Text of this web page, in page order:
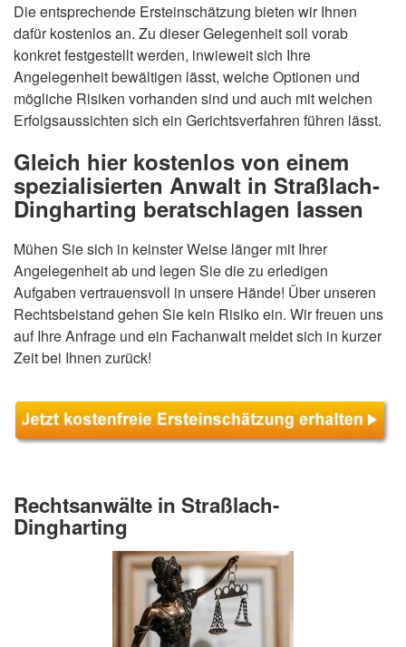
Die entsprechende Ersteinschätzung bieten wir Ihnen
dafür kostenlos an. Zu dieser Gelegenheit soll vorab
konkret festgestellt werden, inwieweit sich Ihre
Angelegenheit bewältigen lässt, welche Optionen und
mögliche Risiken vorhanden sind und auch mit welchen
Erfolgsaussichten sich ein Gerichtsverfahren führen lässt.
Gleich hier kostenlos von einem
spezialisierten Anwalt in Straßlach-
Dingharting beratschlagen lassen
Mühen Sie sich in keinster Weise länger mit Ihrer
Angelegenheit ab und legen Sie die zu erledigen
Aufgaben vertrauensvoll in unsere Hände! Über unseren
Rechtsbeistand gehen Sie kein Risiko ein. Wir freuen uns
auf Ihre Anfrage und ein Fachanwalt meldet sich in kurzer
Zeit bei Ihnen zurück!
Rechtsanwälte in Straßlach-
Dingharting